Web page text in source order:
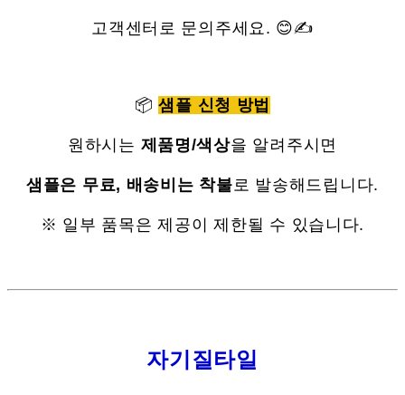
고객센터로 문의주세요. 😊✍
📦샘플 신청 방법
원하시는 제품명/색상을 알려주시면
샘플은 무료, 배송비는 착불로 발송해드립니다.
※ 일부 품목은 제공이 제한될 수 있습니다.
자기질타일